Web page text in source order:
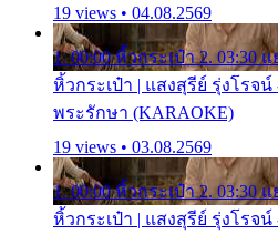
19 views • 04.08.2569
1. 00:00 หิ้วกระเป๋า 2. 03:30 แ
หิ้วกระเป๋า | แสงสุรีย์ รุ่งโรจ
พระรักษา (KARAOKE)
19 views • 03.08.2569
1. 00:00 หิ้วกระเป๋า 2. 03:30 แ
หิ้วกระเป๋า | แสงสุรีย์ รุ่งโรจ